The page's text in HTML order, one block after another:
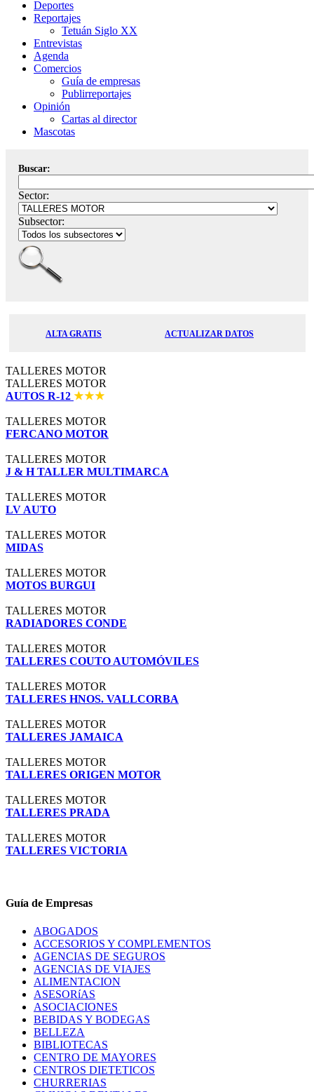
Deportes
Reportajes
Tetuán Siglo XX
Entrevistas
Agenda
Comercios
Guía de empresas
Publirreportajes
Opinión
Cartas al director
Mascotas
Buscar:
Sector:
Subsector:
ALTA GRATIS ACTUALIZAR DATOS
TALLERES MOTOR
TALLERES MOTOR
AUTOS R-12
TALLERES MOTOR
FERCANO MOTOR
TALLERES MOTOR
J & H TALLER MULTIMARCA
TALLERES MOTOR
LV AUTO
TALLERES MOTOR
MIDAS
TALLERES MOTOR
MOTOS BURGUI
TALLERES MOTOR
RADIADORES CONDE
TALLERES MOTOR
TALLERES COUTO AUTOMÓVILES
TALLERES MOTOR
TALLERES HNOS. VALLCORBA
TALLERES MOTOR
TALLERES JAMAICA
TALLERES MOTOR
TALLERES ORIGEN MOTOR
TALLERES MOTOR
TALLERES PRADA
TALLERES MOTOR
TALLERES VICTORIA
Guía de Empresas
ABOGADOS
ACCESORIOS Y COMPLEMENTOS
AGENCIAS DE SEGUROS
AGENCIAS DE VIAJES
ALIMENTACION
ASESORíAS
ASOCIACIONES
BEBIDAS Y BODEGAS
BELLEZA
BIBLIOTECAS
CENTRO DE MAYORES
CENTROS DIETETICOS
CHURRERIAS